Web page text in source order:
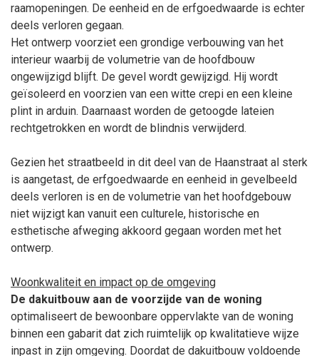
raamopeningen. De eenheid en de erfgoedwaarde is echter
deels verloren gegaan.
Het ontwerp voorziet een grondige verbouwing van het
interieur waarbij de volumetrie van de hoofdbouw
ongewijzigd blijft. De gevel wordt gewijzigd. Hij wordt
geïsoleerd en voorzien van een witte crepi en een kleine
plint in arduin. Daarnaast worden de getoogde lateien
rechtgetrokken en wordt de blindnis verwijderd.
Gezien het straatbeeld in dit deel van de Haanstraat al sterk
is aangetast, de erfgoedwaarde en eenheid in gevelbeeld
deels verloren is en de volumetrie van het hoofdgebouw
niet wijzigt kan vanuit een culturele, historische en
esthetische afweging akkoord gegaan worden met het
ontwerp.
Woonkwaliteit en impact op de omgeving
De dakuitbouw aan de voorzijde van de woning
optimaliseert de bewoonbare oppervlakte van de woning
binnen een gabarit dat zich ruimtelijk op kwalitatieve wijze
inpast in zijn omgeving. Doordat de dakuitbouw voldoende